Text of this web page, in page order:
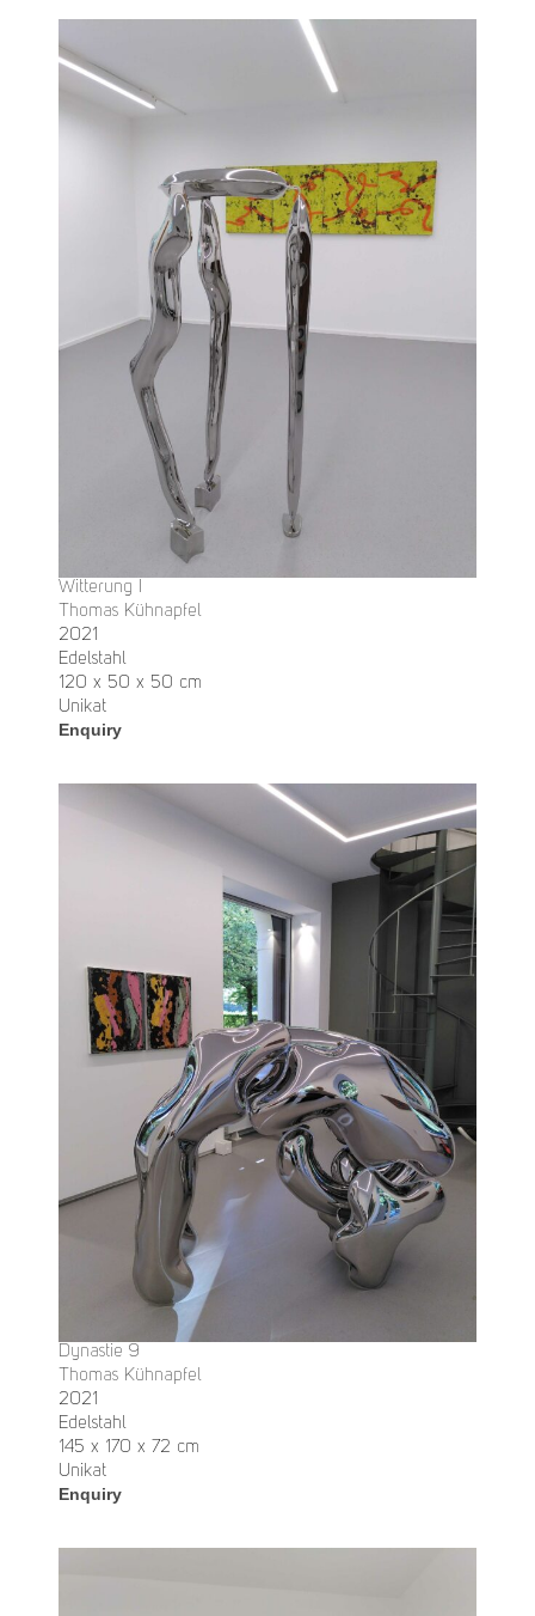
Witterung I
Thomas Kühnapfel
2021
Edelstahl
120 x 50 x 50 cm
Unikat
Enquiry
Dynastie 9
Thomas Kühnapfel
2021
Edelstahl
145 x 170 x 72 cm
Unikat
Enquiry